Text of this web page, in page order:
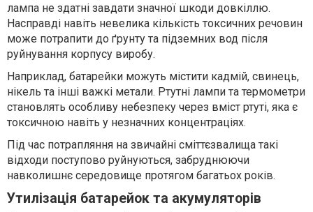
лампа не здатні завдати значної шкоди довкіллю.
Насправді навіть невелика кількість токсичних речовин
може потрапити до ґрунту та підземних вод після
руйнування корпусу виробу.
Наприклад, батарейки можуть містити кадмій, свинець,
нікель та інші важкі метали. Ртутні лампи та термометри
становлять особливу небезпеку через вміст ртуті, яка є
токсичною навіть у незначних концентраціях.
Під час потрапляння на звичайні сміттєзвалища такі
відходи поступово руйнуються, забруднюючи
навколишнє середовище протягом багатьох років.
Утилізація батарейок та акумуляторів